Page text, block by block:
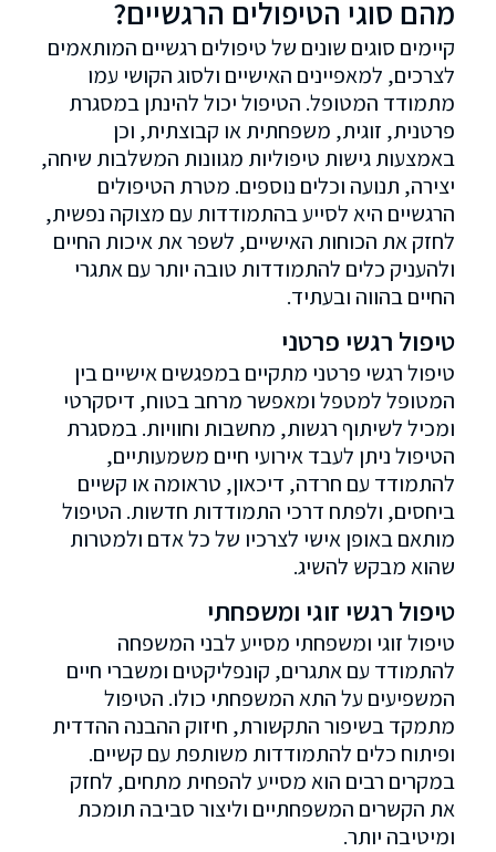
מהם סוגי הטיפולים הרגשיים?
קיימים סוגים שונים של טיפולים רגשיים המותאמים
לצרכים, למאפיינים האישיים ולסוג הקושי עמו
מתמודד המטופל. הטיפול יכול להינתן במסגרת
פרטנית, זוגית, משפחתית או קבוצתית, וכן
באמצעות גישות טיפוליות מגוונות המשלבות שיחה,
יצירה, תנועה וכלים נוספים. מטרת הטיפולים
הרגשיים היא לסייע בהתמודדות עם מצוקה נפשית,
לחזק את הכוחות האישיים, לשפר את איכות החיים
ולהעניק כלים להתמודדות טובה יותר עם אתגרי
החיים בהווה ובעתיד.
טיפול רגשי פרטני
טיפול רגשי פרטני מתקיים במפגשים אישיים בין
המטופל למטפל ומאפשר מרחב בטוח, דיסקרטי
ומכיל לשיתוף רגשות, מחשבות וחוויות. במסגרת
הטיפול ניתן לעבד אירועי חיים משמעותיים,
להתמודד עם חרדה, דיכאון, טראומה או קשיים
ביחסים, ולפתח דרכי התמודדות חדשות. הטיפול
מותאם באופן אישי לצרכיו של כל אדם ולמטרות
שהוא מבקש להשיג.
טיפול רגשי זוגי ומשפחתי
טיפול זוגי ומשפחתי מסייע לבני המשפחה
להתמודד עם אתגרים, קונפליקטים ומשברי חיים
המשפיעים על התא המשפחתי כולו. הטיפול
מתמקד בשיפור התקשורת, חיזוק ההבנה ההדדית
ופיתוח כלים להתמודדות משותפת עם קשיים.
במקרים רבים הוא מסייע להפחית מתחים, לחזק
את הקשרים המשפחתיים וליצור סביבה תומכת
ומיטיבה יותר.